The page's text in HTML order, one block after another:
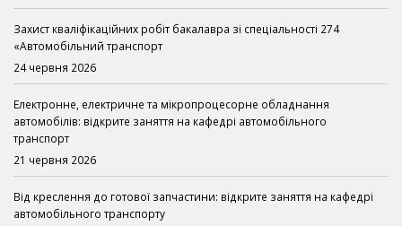
Захист кваліфікаційних робіт бакалавра зі спеціальності 274
«Автомобільний транспорт
24 червня 2026
Електронне, електричне та мікропроцесорне обладнання
автомобілів: відкрите заняття на кафедрі автомобільного
транспорт
21 червня 2026
Від креслення до готової запчастини: відкрите заняття на кафедрі
автомобільного транспорту